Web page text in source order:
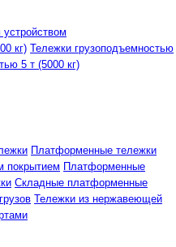
кг) Тележки грузоподъемностью
5 т (5000 кг)
Платформенные тележки
покрытием Платформенные
Складные платформенные
Тележки из нержавеющей